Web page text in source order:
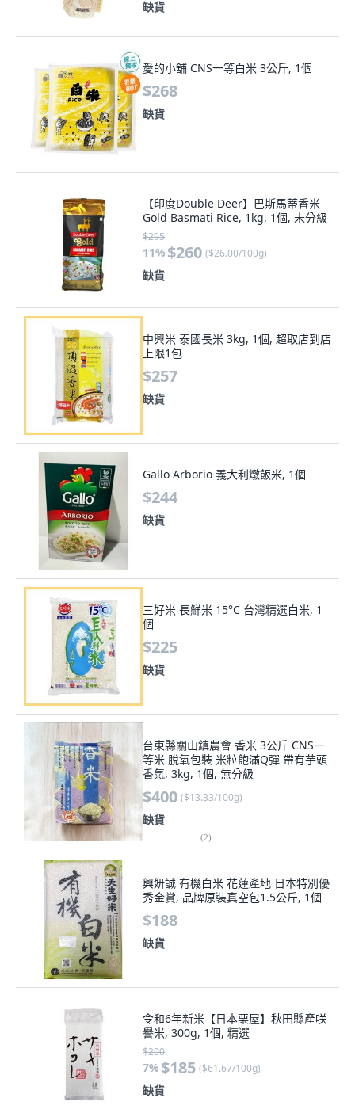
缺貨
愛的小舖 CNS一等白米 3公斤, 1個
$268
缺貨
【印度Double Deer】巴斯馬蒂香米
Gold Basmati Rice, 1kg, 1個, 未分級
$295
11% $260 ($26.00/100g)
缺貨
中興米 泰國長米 3kg, 1個, 超取店到店
上限1包
$257
缺貨
Gallo Arborio 義大利燉飯米, 1個
$244
缺貨
三好米 長鮮米 15°C 台灣精選白米, 1
個
$225
缺貨
台東縣關山鎮農會 香米 3公斤 CNS一
等米 脫氧包裝 米粒飽滿Q彈 帶有芋頭
香氣, 3kg, 1個, 無分級
$400 ($13.33/100g)
缺貨
(2)
興妍誠 有機白米 花蓮產地 日本特別優
秀金賞, 品牌原裝真空包1.5公斤, 1個
$188
缺貨
令和6年新米【日本栗屋】秋田縣產咲
譽米, 300g, 1個, 精選
$200
7% $185 ($61.67/100g)
缺貨